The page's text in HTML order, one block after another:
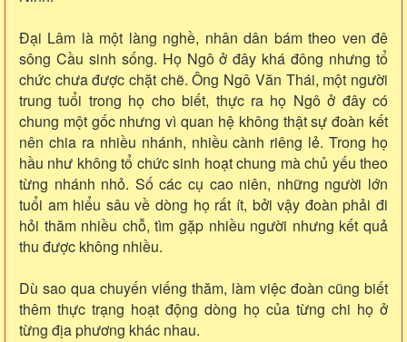
Đại Lâm là một làng nghề, nhân dân bám theo ven đê
sông Cầu sinh sống. Họ Ngô ở đây khá đông nhưng tổ
chức chưa được chặt chẽ. Ông Ngô Văn Thái, một người
trung tuổi trong họ cho biết, thực ra họ Ngô ở đây có
chung một gốc nhưng vì quan hệ không thật sự đoàn kết
nên chia ra nhiều nhánh, nhiều cành riêng lẻ. Trong họ
hầu như không tổ chức sinh hoạt chung mà chủ yếu theo
từng nhánh nhỏ. Số các cụ cao niên, những người lớn
tuổi am hiểu sâu về dòng họ rất ít, bởi vậy đoàn phải đi
hỏi thăm nhiều chỗ, tìm gặp nhiều người nhưng kết quả
thu được không nhiều.
Dù sao qua chuyến viếng thăm, làm việc đoàn cũng biết
thêm thực trạng hoạt động dòng họ của từng chi họ ở
từng địa phương khác nhau.